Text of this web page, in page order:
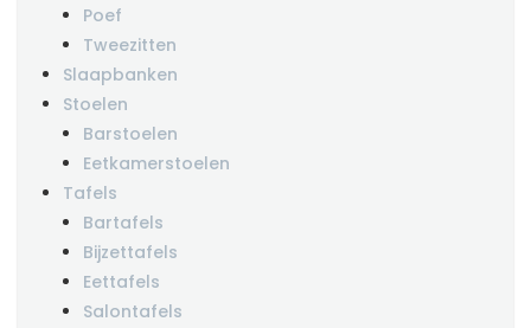
Poef
Tweezitten
Slaapbanken
Stoelen
Barstoelen
Eetkamerstoelen
Tafels
Bartafels
Bijzettafels
Eettafels
Salontafels